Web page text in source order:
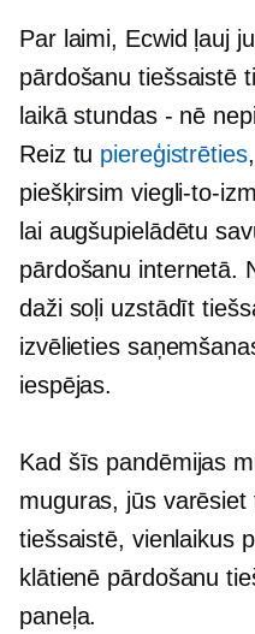
Par laimi, Ecwid ļauj
pārdošanu tiešsaistē
laikāstundas - nē
Reiz tu piereģistrēties
piešķirsim viegli-to-
lai augšupielādētu
pārdošanu internetā.
daži soļi uzstādīt
izvēlieties
iespējas.
Kad šīs pandēmijas
muguras, jūs
tiešsaistē, vienlaikus
klātienē pārdošanu
paneļa.